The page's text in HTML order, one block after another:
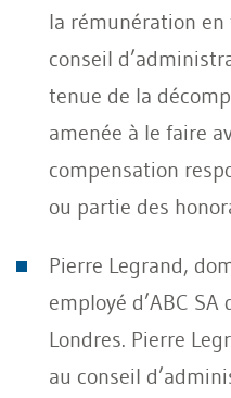
la rémunération
conseil
tenue de la
amenée à le faire
compensation
ou partie des
Pierre Legrand,
employé d’ABC
Londres. Pierre
au conseil